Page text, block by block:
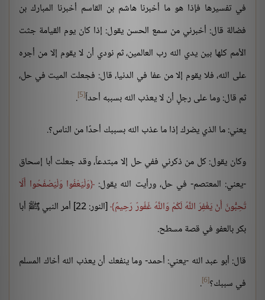
في تفسيرها فإذا هو ما أخبرنا هاشم بن القاسم أخبرنا المبارك بن
فضالة قال: أخبرني من سمع الحسن يقول: إذا كان يوم القيامة جثت
الأمم كلها بين يدي الله رب العالمين، ثم نودي أن لا يقوم إلا من أجره
على الله، فلا يقوم إلا من عفا في الدنيا، قال: فجعلت الميت في حل،
ثم قال: وما على رجلٍ أن لا يعذب الله بسببه أحداً[5]
.
يعني: ما الذي يضرك إذا ما عذب الله بسببك أحدًا من الناس؟.
وكان يقول: كل من ذكرني ففي حل إلا مبتدعاً، وقد جعلت أبا إسحاق
-يعني: المعتصم- في حل، ورأيت الله يقول: وَلْيَعْفُوا وَلْيَصْفَحُوا أَلَا
تُحِبُّونَ أَنْ يَغْفِرَ اللَّهُ لَكُمْ وَاللَّهُ غَفُورٌ رَحِيمٌ
[النور: 22] أمر النبي ﷺ أبا
بكر بالعفو في قصة مسطح.
قال: أبو عبد الله -يعني: أحمد- وما ينفعك أن يعذب الله أخاك المسلم
في سببك؟[6]
.